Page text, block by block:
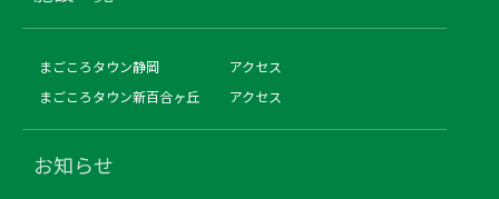
まごころタウン静岡
アクセス
まごころタウン新百合ヶ丘
アクセス
お知らせ